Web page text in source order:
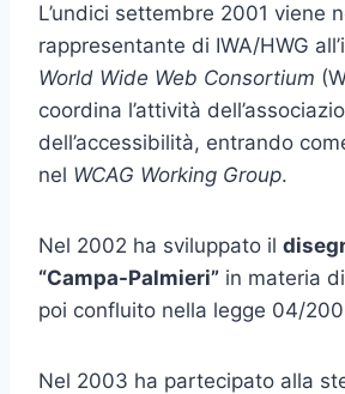
L’undici settembre 2001 viene
rappresentante di IWA/HWG
World Wide Web Consortium
coordina l’attività
dell’accessibilità, entrando
nel WCAG Working Group.
Nel 2002 ha sviluppato il
“Campa-Palmieri” in materia
poi confluito nella legge 04/
Nel 2003 ha partecipato alla